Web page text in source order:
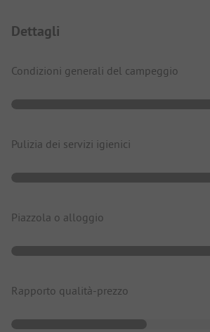
Dettagli
Condizioni generali del campeggio
Pulizia dei servizi igienici
Piazzola o alloggio
Rapporto qualità-prezzo